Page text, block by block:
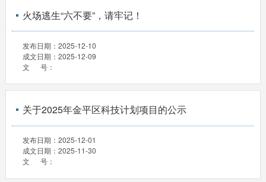
火场逃生“六不要”，请牢记！
发布日期： 2025-12-10
成文日期： 2025-12-09
文 号：
关于2025年金平区科技计划项目的公示
发布日期： 2025-12-01
成文日期： 2025-11-30
文 号：